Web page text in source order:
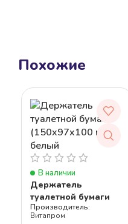
Похожие
Держатель
туалетной бумаги
(150x97x100 мм),
белый
Витапром
В наличии